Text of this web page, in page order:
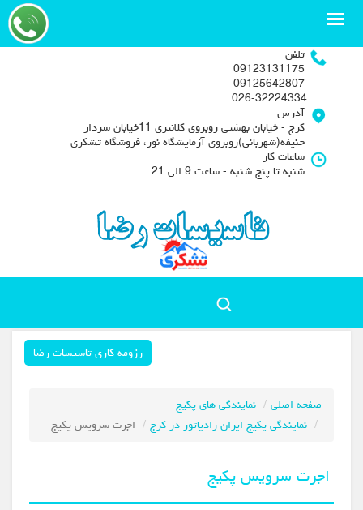
تلفن
09123131175
09125642807
آدرس
کرج - خیابان بهشتی روبروی کلانتری 11خیابان سردار
حنیفه(شهربانی)روبروی آزمایشگاه نور، فروشگاه تشکری
ساعات کار
شنبه تا پنج شنبه - ساعت 9 الی 21
رزومه کاری تاسیسات رضا
صفحه اصلی
نمایندگی های پکیج
نمایندگی پکیج ایران رادیاتور در کرج
اجرت سرویس پکیج
اجرت سرویس پکیج